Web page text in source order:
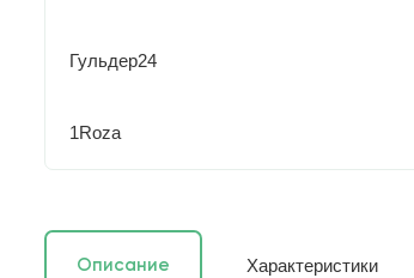
Гульдер24
1Roza
Описание Характеристики